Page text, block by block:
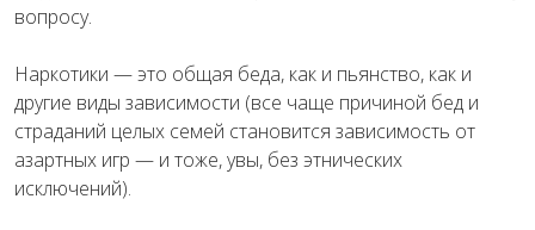
вопросу.
Наркотики — это общая беда, как и пьянство, как и
другие виды зависимости (все чаще причиной бед и
страданий целых семей становится зависимость от
азартных игр — и тоже, увы, без этнических
исключений).